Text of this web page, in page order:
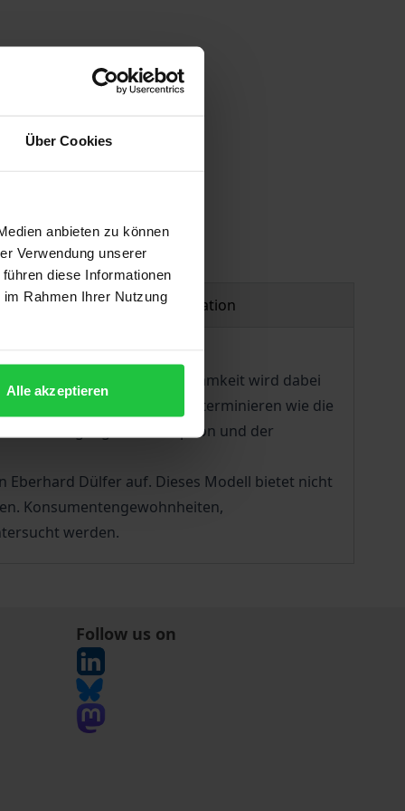
Über Cookies
anbieten zu können
Verwendung unserer
diese Informationen
Rahmen Ihrer Nutzung
Alle akzeptieren
at checkout.
Product safety information
Besondere Aufmerksamkeit wird dabei
mindestens genauso determinieren wie die
ihrem Umgang mit Korruption und der
Dülfer auf. Dieses Modell bietet nicht
Konsumentengewohnheiten,
werden.
Follow us on